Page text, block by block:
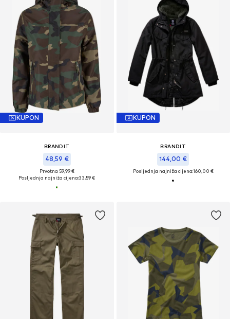
KUPON
BRANDIT
48,59 €
Prvotno: 59,99 €
Posljednja najniža cijena:33,59 €
KUPON
BRANDIT
144,00 €
Posljednja najniža cijena:160,00 €